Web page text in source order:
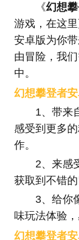
《幻想
游戏，在这
安卓版为你
由冒险，我
中。
幻想攀登者
1、带来
感受到更多
作。
2、来感
获取到不错
3、给你
味玩法体验
幻想攀登者